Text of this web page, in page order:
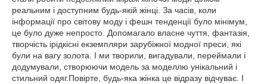
реальним і доступним будь-якій жінці. За часів, коли
інформації про світову моду і фешн тенденції було мінімум,
це було дуже непросто. Допомагало власне чуття, фантазія,
творчість ірідкісні екземпляри зарубіжної модної преси, які
були на вагу золота. І ми творили, вигадували, переймали і
додумували, створюючи модель за моделлю унікальний і
стильний одяг.Повірте, будь-яка жінка це відразу відчуває. І